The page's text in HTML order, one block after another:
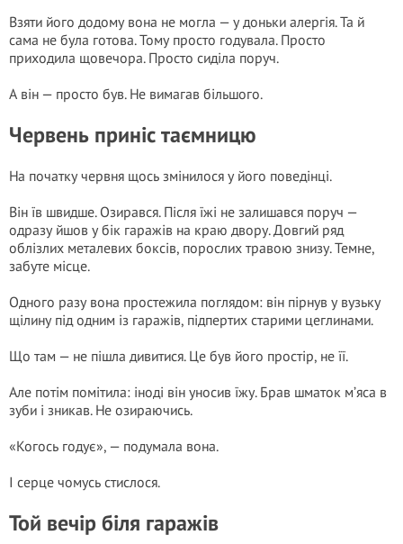
Взяти його додому вона не могла — у доньки алергія. Та й
сама не була готова. Тому просто годувала. Просто
приходила щовечора. Просто сиділа поруч.
А він — просто був. Не вимагав більшого.
Червень приніс таємницю
На початку червня щось змінилося у його поведінці.
Він їв швидше. Озирався. Після їжі не залишався поруч —
одразу йшов у бік гаражів на краю двору. Довгий ряд
облізлих металевих боксів, порослих травою знизу. Темне,
забуте місце.
Одного разу вона простежила поглядом: він пірнув у вузьку
щілину під одним із гаражів, підпертих старими цеглинами.
Що там — не пішла дивитися. Це був його простір, не її.
Але потім помітила: іноді він уносив їжу. Брав шматок м’яса в
зуби і зникав. Не озираючись.
«Когось годує», — подумала вона.
І серце чомусь стислося.
Той вечір біля гаражів